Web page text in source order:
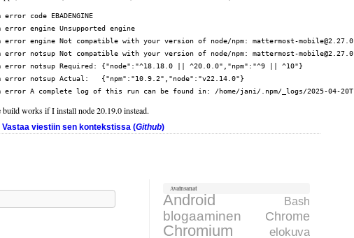
error code EBADENGINE
error engine Unsupported engine
error engine Not compatible with your version of node/npm: mattermost-mobile@2.27.0
error notsup Not compatible with your version of node/npm: mattermost-mobile@2.27.0
error notsup Required: {"node":"^18.18.0 || ^20.0.0","npm":"^9 || ^10"}
error notsup Actual:   {"npm":"10.9.2","node":"v22.14.0"}
build works if I install node 20.19.0 instead.
Vastaa viestiin sen kontekstissa (Github)
Avainsanat
Android Bash
blogaaminen Chrome
Chromium elokuva